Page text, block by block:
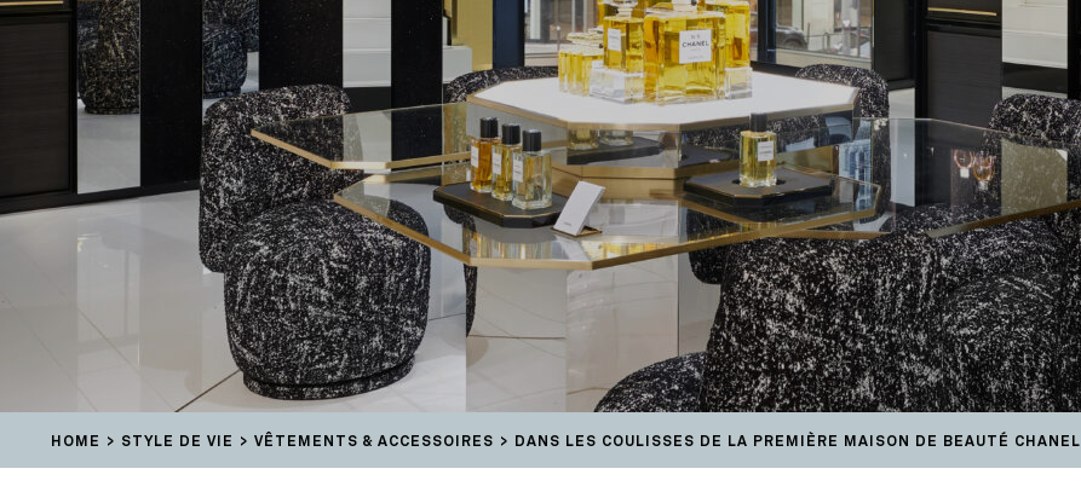
HOME STYLE DE VIE VÊTEMENTS & ACCESSOIRES DANS LES COULISSES DE LA PREMIÈRE MAISON DE BEAUTÉ CHANEL